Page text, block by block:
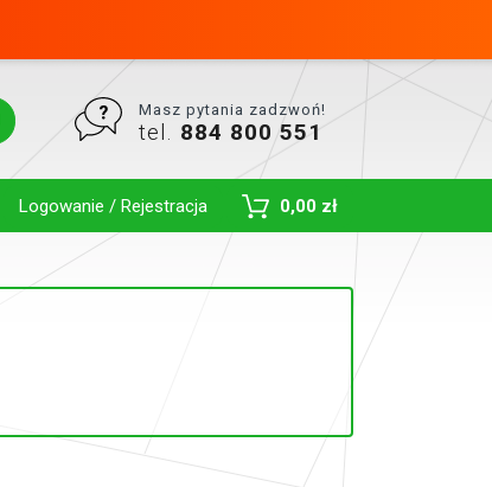
Masz pytania zadzwoń!
tel. 884 800 551
Logowanie / Rejestracja 0,00 zł